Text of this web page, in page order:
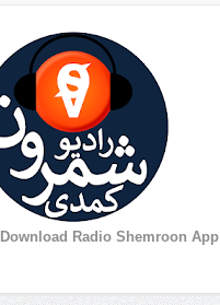
Download Radio Shemroon App